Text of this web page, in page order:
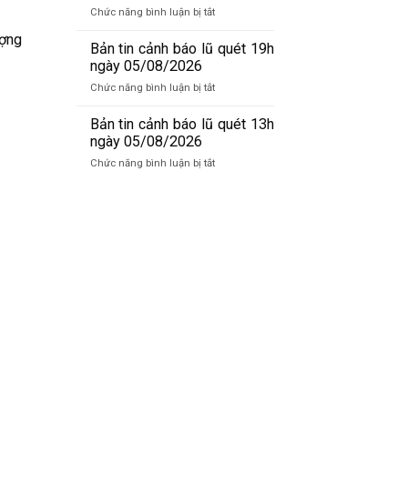
lũ
07h
06/8/2026
Chức năng bình luận bị tắtở
tin
cảnh
lũ
01h
06/08/2026
Bản tin cảnh báo lũ quét 19h
ngày 05/08/2026
Chức năng bình luận bị tắtở
tin
cảnh
lũ
Bản tin cảnh báo lũ quét 13h
ngày 05/08/2026
Chức năng bình luận bị tắtở